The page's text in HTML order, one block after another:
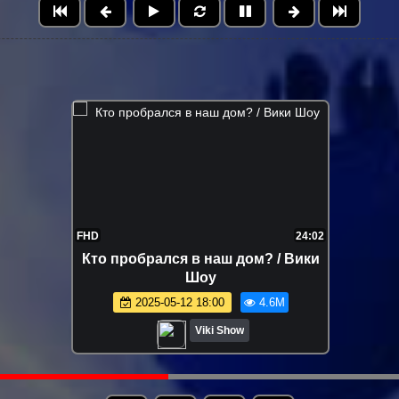
FHD 32:29
Превращаем ФАСТФУД в ЕДУ ИЗ
РЕСТОРАНА !
2024-10-29 18:30 4.3M
Viki Show